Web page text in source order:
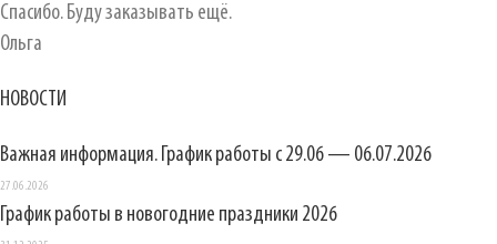
Спасибо. Буду заказывать ещё.
Ольга
НОВОСТИ
Важная информация. График работы с 29.06 — 06.07.2026
27.06.2026
График работы в новогодние праздники 2026